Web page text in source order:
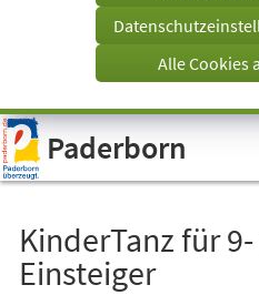
Visuelle
Assistenzsoftware
öffnen.
Tab)
Alle Cookies
Paderborn
KinderTanz für
Einsteiger